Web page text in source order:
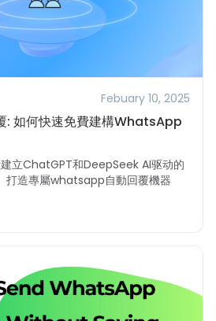
Febuary 10, 2025
如何快速免費建構WhatsApp
立ChatGPT和DeepSeek AI驱动的
造專屬whatsapp自動回覆機器